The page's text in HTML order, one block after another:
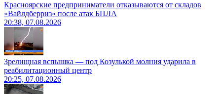
Красноярские предприниматели отказываются от складов
«Вайлдберриз» после атак БПЛА
20:38, 07.08.2026
Зрелищная вспышка — под Козулькой молния ударила в
реабилитационный центр
20:25, 07.08.2026